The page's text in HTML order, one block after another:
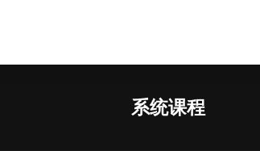
系统课程